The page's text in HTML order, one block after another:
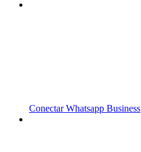
Conectar Whatsapp Business